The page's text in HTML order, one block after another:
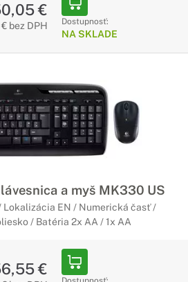
€
bez DPH Dostupnosť:
NA SKLADE
a myš MK330 US
Lokalizácia EN / Numerická časť /
/ Batéria 2x AA / 1x AA
€